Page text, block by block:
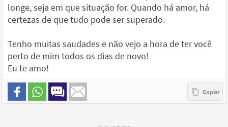
longe, seja em que situação for. Quando há amor, há
certezas de que tudo pode ser superado.
Tenho muitas saudades e não vejo a hora de ter você
perto de mim todos os dias de novo!
Eu te amo!